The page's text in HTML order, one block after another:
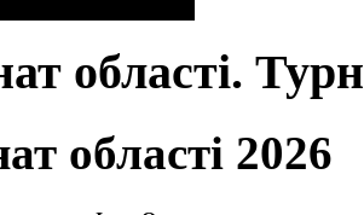
області.
області 2026